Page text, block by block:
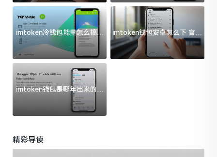
imtoken冷钱包能量怎么搞？
过来人告诉你门道
imtoken钱包安卓怎么下 官方
渠道避坑指南
imtoken钱包是哪年出来的？
一文给你说清楚
精彩导读